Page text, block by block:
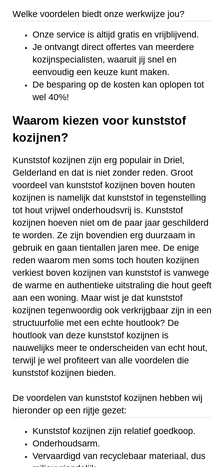
Welke voordelen biedt onze werkwijze jou?
Onze service is altijd gratis en vrijblijvend.
Je ontvangt direct offertes van meerdere
kozijnspecialisten, waaruit jij snel en
eenvoudig een keuze kunt maken.
De besparing op de kosten kan oplopen tot
wel 40%!
Waarom kiezen voor kunststof
kozijnen?
Kunststof kozijnen zijn erg populair in Driel,
Gelderland en dat is niet zonder reden. Groot
voordeel van kunststof kozijnen boven houten
kozijnen is namelijk dat kunststof in tegenstelling
tot hout vrijwel onderhoudsvrij is. Kunststof
kozijnen hoeven niet om de paar jaar geschilderd
te worden. Ze zijn bovendien erg duurzaam in
gebruik en gaan tientallen jaren mee. De enige
reden waarom men soms toch houten kozijnen
verkiest boven kozijnen van kunststof is vanwege
de warme en authentieke uitstraling die hout geeft
aan een woning. Maar wist je dat kunststof
kozijnen tegenwoordig ook verkrijgbaar zijn in een
structuurfolie met een echte houtlook? De
houtlook van deze kunststof kozijnen is
nauwelijks meer te onderscheiden van echt hout,
terwijl je wel profiteert van alle voordelen die
kunststof kozijnen bieden.
De voordelen van kunststof kozijnen hebben wij
hieronder op een rijtje gezet:
Kunststof kozijnen zijn relatief goedkoop.
Onderhoudsarm.
Vervaardigd van recyclebaar materiaal, dus